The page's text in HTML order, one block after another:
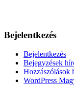
Bejelentkezés
Bejelentkezés
Bejegyzések
Hozzászólások
WordPress